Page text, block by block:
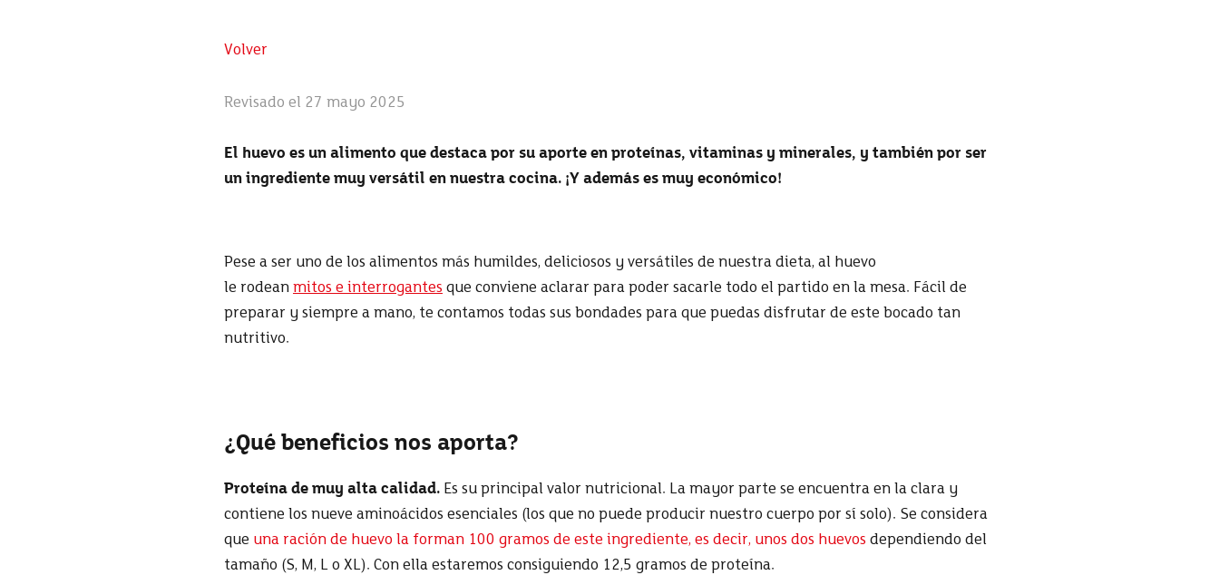
Volver
Revisado el 27 mayo 2025
El huevo es un alimento que destaca por su aporte en proteínas, vitaminas y minerales, y también por ser
un ingrediente muy versátil en nuestra cocina. ¡Y además es muy económico!
Pese a ser uno de los alimentos más humildes, deliciosos y versátiles de nuestra dieta, al huevo
le rodean mitos e interrogantes que conviene aclarar para poder sacarle todo el partido en la mesa. Fácil de
preparar y siempre a mano, te contamos todas sus bondades para que puedas disfrutar de este bocado tan
nutritivo.
¿Qué beneficios nos aporta?
Proteína de muy alta calidad. Es su principal valor nutricional. La mayor parte se encuentra en la clara y
contiene los nueve aminoácidos esenciales (los que no puede producir nuestro cuerpo por sí solo). Se considera
que una ración de huevo la forman 100 gramos de este ingrediente, es decir, unos dos huevos dependiendo del
tamaño (S, M, L o XL). Con ella estaremos consiguiendo 12,5 gramos de proteína.